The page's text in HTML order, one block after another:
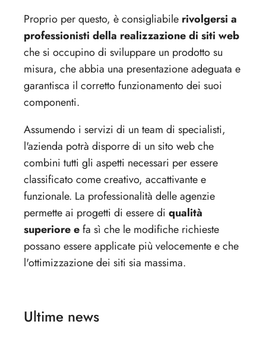
Proprio per questo, è consigliabile rivolgersi a
professionisti della realizzazione di siti web
che si occupino di sviluppare un prodotto su
misura, che abbia una presentazione adeguata e
garantisca il corretto funzionamento dei suoi
componenti.
Assumendo i servizi di un team di specialisti,
l'azienda potrà disporre di un sito web che
combini tutti gli aspetti necessari per essere
classificato come creativo, accattivante e
funzionale. La professionalità delle agenzie
permette ai progetti di essere di qualità
superiore efa sì che le modifiche richieste
possano essere applicate più velocemente e che
l'ottimizzazione dei siti sia massima.
Ultime news